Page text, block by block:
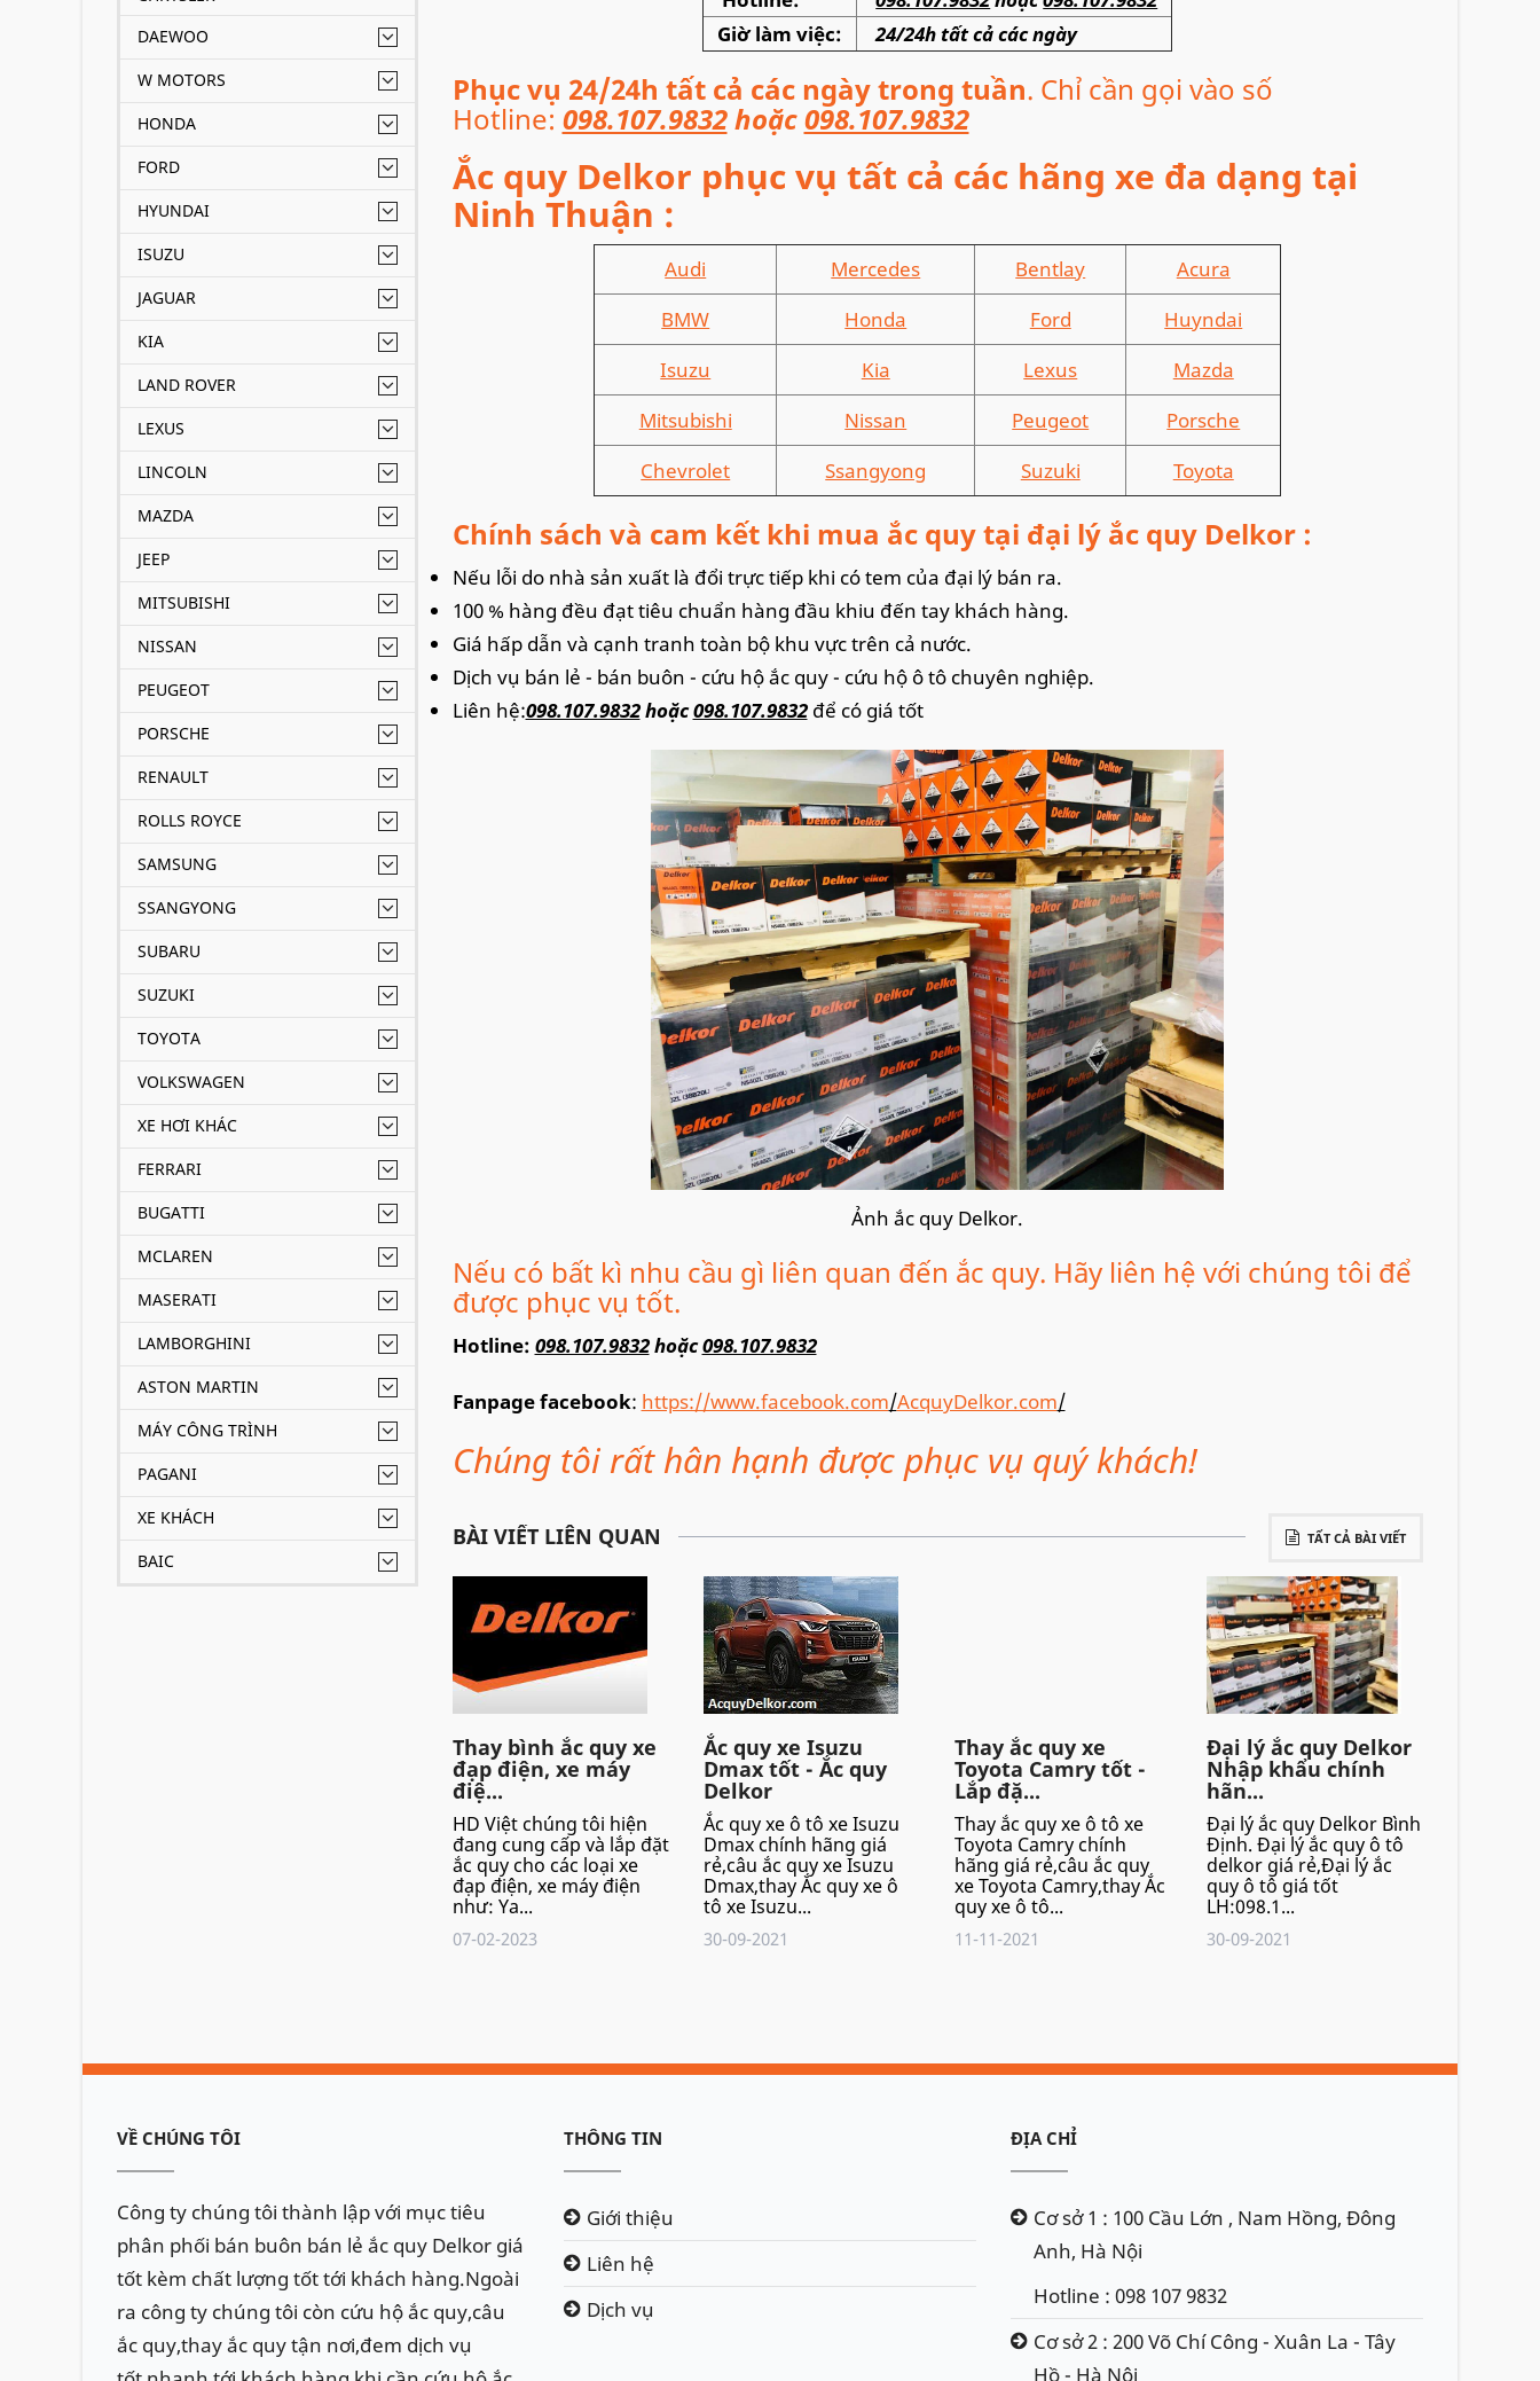
DAEWOO
W MOTORS
HONDA
FORD
HYUNDAI
ISUZU
JAGUAR
KIA
LAND ROVER
LEXUS
LINCOLN
MAZDA
JEEP
MITSUBISHI
NISSAN
PEUGEOT
PORSCHE
RENAULT
ROLLS ROYCE
SAMSUNG
SSANGYONG
SUBARU
SUZUKI
TOYOTA
VOLKSWAGEN
XE HƠI KHÁC
FERRARI
BUGATTI
MCLAREN
MASERATI
LAMBORGHINI
ASTON MARTIN
MÁY CÔNG TRÌNH
PAGANI
XE KHÁCH
BAIC
Giờ làm việc:
24/24h tất cả các ngày
Phục vụ 24/24h tất cả các ngày trong tuần. Chỉ cần gọi vào số
Hotline: 098.107.9832hoặc098.107.9832
Ắc quy Delkor phục vụ tất cả các hãng xe đa dạng tại
Ninh Thuận :
Audi Mercedes Bentlay
Acura
BMW
Honda Ford
Huyndai
Isuzu
Kia Lexus
Mazda
Mitsubishi
Nissan Peugeot
Porsche
Chevrolet
Ssangyong Suzuki Toyota
Chính sách và cam kết khi mua ắc quy tại đại lý ắc quy Delkor :
Nếu lỗi do nhà sản xuất là đổi trực tiếp khi có tem của đại lý bán ra.
100 % hàng đều đạt tiêu chuẩn hàng đầu khiu đến tay khách hàng.
Giá hấp dẫn và cạnh tranh toàn bộ khu vực trên cả nước.
Dịch vụ bán lẻ - bán buôn - cứu hộ ắc quy - cứu hộ ô tô chuyên nghiệp.
Liên hệ:098.107.9832hoặc098.107.9832để có giá tốt
Ảnh ắc quy Delkor.
Nếu có bất kì nhu cầu gì liên quan đến ắc quy. Hãy liên hệ với chúng tôi để
được phục vụ tốt.
Hotline: 098.107.9832hoặc098.107.9832
Fanpage facebook: https://www.facebook.com/AcquyDelkor.com/
Chúng tôi rất hân hạnh được phục vụ quý khách!
TẤT CẢ BÀI VIẾT
BÀI VIẾT LIÊN QUAN
Thay bình ắc quy xe
đạp điện, xe máy
điệ...
HD Việt chúng tôi hiện
đang cung cấp và lắp đặt
ắc quy cho các loại xe
đạp điện, xe máy điện
như: Ya...
07-02-2023
Ắc quy xe Isuzu
Dmax tốt - Ắc quy
Delkor
Ắc quy xe ô tô xe Isuzu
Dmax chính hãng giá
rẻ,câu ắc quy xe Isuzu
Dmax,thay Ắc quy xe ô
tô xe Isuzu...
30-09-2021
Thay ắc quy xe
Toyota Camry tốt -
Lắp đặ...
Thay ắc quy xe ô tô xe
Toyota Camry chính
hãng giá rẻ,câu ắc quy
xe Toyota Camry,thay Ắc
quy xe ô tô...
11-11-2021
Đại lý ắc quy Delkor
Nhập khẩu chính
hãn...
Đại lý ắc quy Delkor Bình
Định. Đại lý ắc quy ô tô
delkor giá rẻ,Đại lý ắc
quy ô tô giá tốt
LH:098.1...
30-09-2021
VỀ CHÚNG TÔI
Công ty chúng tôi thành lập với mục tiêu
phân phối bán buôn bán lẻ ắc quy Delkor giá
tốt kèm chất lượng tốt tới khách hàng.Ngoài
ra công ty chúng tôi còn cứu hộ ắc quy,câu
ắc quy,thay ắc quy tận nơi,đem dịch vụ
THÔNG TIN
Giới thiệu
Liên hệ
Dịch vụ
ĐỊA CHỈ
Cơ sở 1 : 100 Cầu Lớn , Nam Hồng, Đông
Anh, Hà Nội
Hotline : 098 107 9832
Cơ sở 2 : 200 Võ Chí Công - Xuân La - Tây
Hồ - Hà Nội